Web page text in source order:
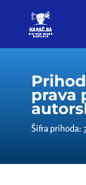
prava
Šifra prihoda: